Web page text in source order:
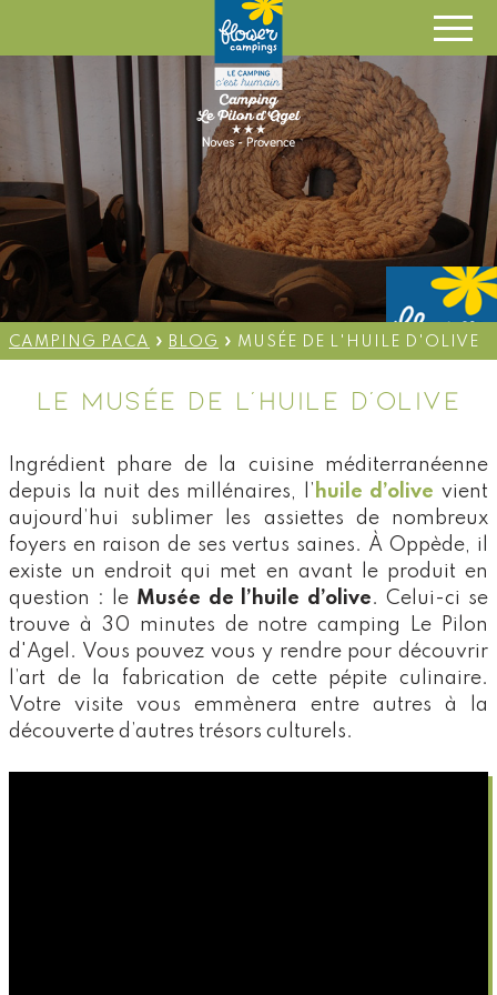
OUVERT DU 28 AVRIL AU 6
SEPTEMBRE 2026 - ARRIVÉE
CAMPING 14H/ LOCATION 16H
CAMPING PACA » BLOG » MUSÉE DE L'HUILE D'OLIVE
LE MUSÉE DE L’HUILE D’OLIVE
Ingrédient phare de la cuisine méditerranéenne
depuis la nuit des millénaires, l’ huile d’olive vient
aujourd’hui sublimer les assiettes de nombreux
foyers en raison de ses vertus saines. À Oppède, il
existe un endroit qui met en avant le produit en
question : le Musée de l’huile d’olive. Celui-ci se
trouve à 30 minutes de notrecamping Le Pilon
d'Agel . Vous pouvez vous y rendre pour découvrir
l’art de la fabrication de cette pépite culinaire.
Votre visite vous emmènera entre autres à la
découverte d’autres trésors culturels.